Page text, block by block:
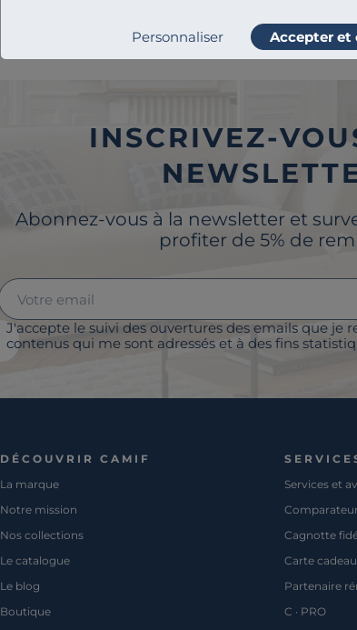
Personnaliser Accepter et
sans frais dès 100€
INSCRIVEZ-
Abonnez-vous à la newsletter et
profiter de 5% de
J'accepte le suivi des ouvertures des emails que je
contenus qui me sont adressés et à des fins
DÉCOUVRIR CAMIF
La marque
Notre mission
Nos collections
Le catalogue
Le blog
Boutique
Services et
Comparateur
Cagnotte
Carte
Partenaire
C · PRO